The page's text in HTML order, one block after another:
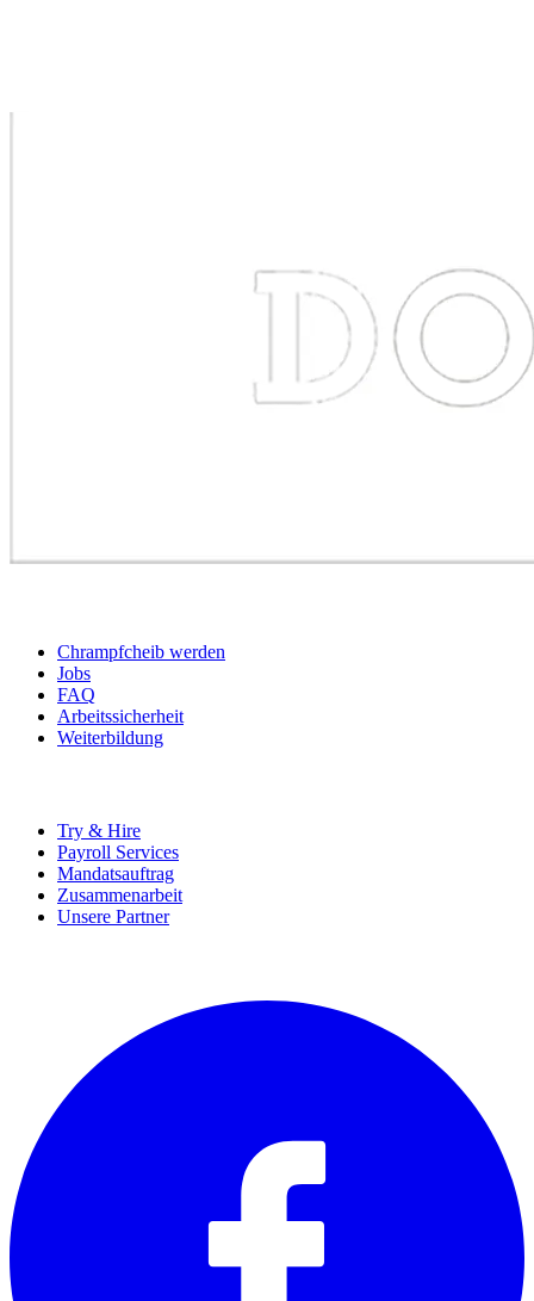
Chrampfcheib werden
Jobs
FAQ
Arbeitssicherheit
Weiterbildung
Try & Hire
Payroll Services
Mandatsauftrag
Zusammenarbeit
Unsere Partner